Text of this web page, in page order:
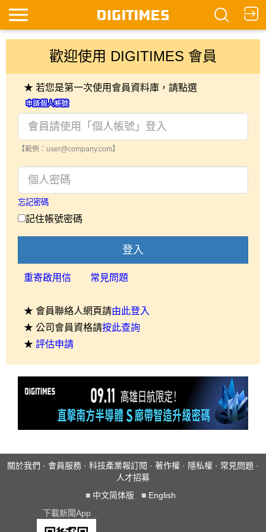
歡迎使用 DIGITIMES 會員
★ 若您是第一次使用會員資料庫，請點選
【範例：user@company.com】
忘記密碼
記住帳號密碼
登入
重寄啟用信 常見問題
★ 會員聯絡人網頁請由此登入
★ 公司會員資格請按此查詢
★ 評估申請
關於我們 · 會員服務 · 科技產業報訂閱 · 著作權 · 隱私權 · 常見問題 ·
人才招募
■ 中文简体版 ■ English
下載新聞App